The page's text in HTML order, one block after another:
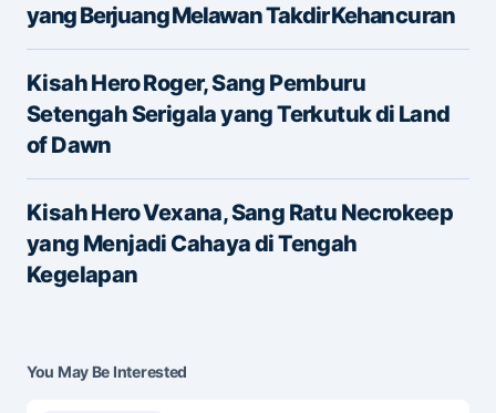
Name*
Save my name and e-mail in this browser for the
Submit Comment
yang Berjuang Melawan Takdir Kehancuran
Kisah Hero Roger, Sang Pemburu
Setengah Serigala yang Terkutuk di Land
of Dawn
Kisah Hero Vexana, Sang Ratu Necrokeep
yang Menjadi Cahaya di Tengah
Kegelapan
You May Be Interested